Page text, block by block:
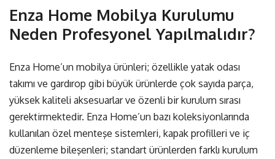
Enza Home Mobilya Kurulumu
Neden Profesyonel Yapılmalıdır?
Enza Home’un mobilya ürünleri; özellikle yatak odası
takımı ve gardırop gibi büyük ürünlerde çok sayıda parça,
yüksek kaliteli aksesuarlar ve özenli bir kurulum sırası
gerektirmektedir. Enza Home’un bazı koleksiyonlarında
kullanılan özel menteşe sistemleri, kapak profilleri ve iç
düzenleme bileşenleri; standart ürünlerden farklı kurulum